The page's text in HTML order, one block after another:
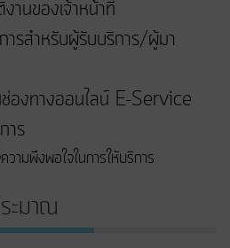
านของเจ้าหน้าที่
ารสำหรับผู้รับบริการ/ผู้มา
ช่องทางออนไลน์ E-Service
าร
วามพึงพอใจในการให้บริการ
ะมาณ